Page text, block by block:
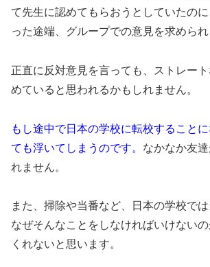
て先生に認めてもらおうとしていたの
った途端、グループでの意見を求められ
正直に反対意見を言っても、ストレー
めていると思われるかもしれません。
もし途中で日本の学校に転校すること
ても浮いてしまうのです。 なかなか友
れません。
また、掃除や当番など、日本の学校では
なぜそんなことをしなければいけない
くれないと思います。